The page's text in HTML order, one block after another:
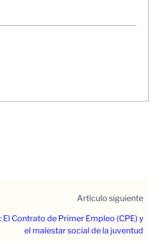
Artículo siguiente
Contrato de Primer Empleo (CPE) y
el malestar social de la juventud